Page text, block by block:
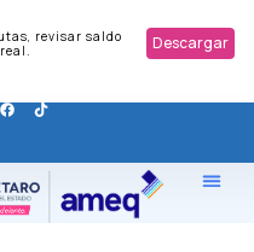
revisar saldo
Descargar